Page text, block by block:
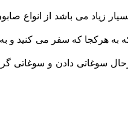
زیاد می باشد از انواع
به هرکجا که سفر می کنید و
سوغاتی دادن و سوغاتی